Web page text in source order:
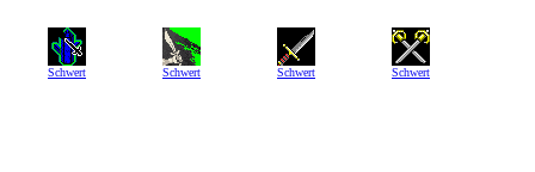
Schwert Schwert Schwert Schwert